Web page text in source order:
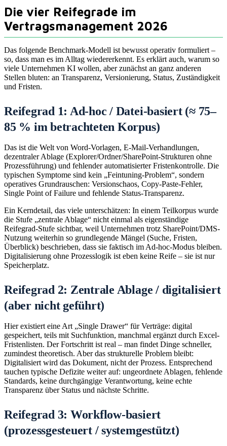
Die vier Reifegrade im
Vertragsmanagement 2026
Das folgende Benchmark-Modell ist bewusst operativ formuliert –
so, dass man es im Alltag wiedererkennt. Es erklärt auch, warum so
viele Unternehmen KI wollen, aber zunächst an ganz anderen
Stellen bluten: an Transparenz, Versionierung, Status, Zuständigkeit
und Fristen.
Reifegrad 1: Ad-hoc / Datei-basiert (≈ 75–
85 % im betrachteten Korpus)
Das ist die Welt von Word-Vorlagen, E‑Mail-Verhandlungen,
dezentraler Ablage (Explorer/Ordner/SharePoint-Strukturen ohne
Prozessführung) und fehlender automatisierter Fristenkontrolle. Die
typischen Symptome sind kein „Feintuning-Problem“, sondern
operatives Grundrauschen: Versionschaos, Copy‑Paste‑Fehler,
Single Point of Failure und fehlende Status-Transparenz.
Ein Kerndetail, das viele unterschätzen: In einem Teilkorpus wurde
die Stufe „zentrale Ablage“ nicht einmal als eigenständige
Reifegrad-Stufe sichtbar, weil Unternehmen trotz SharePoint/DMS-
Nutzung weiterhin so grundlegende Mängel (Suche, Fristen,
Überblick) beschrieben, dass sie faktisch im Ad‑hoc-Modus bleiben.
Digitalisierung ohne Prozesslogik ist eben keine Reife – sie ist nur
Speicherplatz.
Reifegrad 2: Zentrale Ablage / digitalisiert
(aber nicht geführt)
Hier existiert eine Art „Single Drawer“ für Verträge: digital
gespeichert, teils mit Suchfunktion, manchmal ergänzt durch Excel-
Fristenlisten. Der Fortschritt ist real – man findet Dinge schneller,
zumindest theoretisch. Aber das strukturelle Problem bleibt:
Digitalisiert wird das Dokument, nicht der Prozess. Entsprechend
tauchen typische Defizite weiter auf: ungeordnete Ablagen, fehlende
Standards, keine durchgängige Verantwortung, keine echte
Transparenz über Status und nächste Schritte.
Reifegrad 3: Workflow-basiert
(prozessgesteuert / systemgestützt)